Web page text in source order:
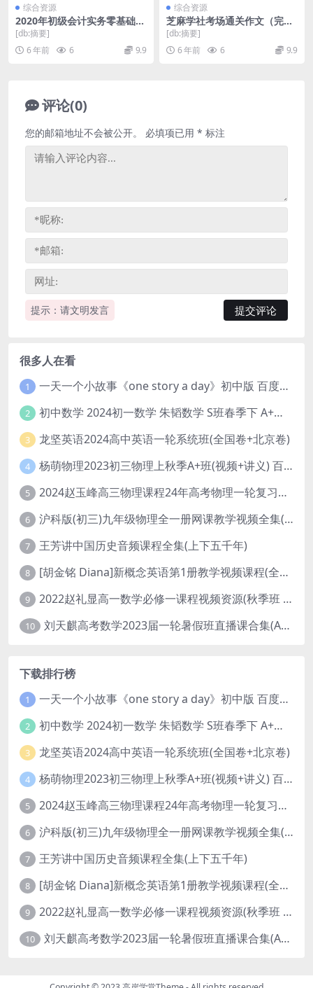
综合资源
2020年初级会计实务零基础精
讲赵玉宝基础精讲班（100讲
全）（高清视频）百度网盘
[db:摘要]
6 年前
6 9.9
综合资源
芝麻学社考场通关作文（完
结）（高清视频）百度网盘
[db:摘要]
6 年前
6 9.9
评论(0)
提示：请文明发言
您的邮箱地址不会被公开。 必填项已用 * 标注
很多人在看
1 一天一个小故事《one story a day》初中版 百度网盘分享下载
2 初中数学 2024初一数学 朱韬数学 S班春季下 A+班春季下 百度云网盘
3 龙坚英语2024高中英语一轮系统班(全国卷+北京卷)
4 杨萌物理2023初三物理上秋季A+班(视频+讲义) 百度网盘分享
5 2024赵玉峰高三物理课程24年高考物理一轮复习网课教程
6 沪科版(初三)九年级物理全一册网课教学视频全集(录播版 杜春雨 66讲)
7 王芳讲中国历史音频课程全集(上下五千年)
8 [胡金铭 Diana]新概念英语第1册教学视频课程(全集 百度网盘下载)
9 2022赵礼显高一数学必修一课程视频资源(秋季班 含讲义)百度网盘云
10 刘天麒高考数学2023届一轮暑假班直播课合集(A和A+)
下载排行榜
1 一天一个小故事《one story a day》初中版 百度网盘分享下载
2 初中数学 2024初一数学 朱韬数学 S班春季下 A+班春季下 百度云网盘
3 龙坚英语2024高中英语一轮系统班(全国卷+北京卷)
4 杨萌物理2023初三物理上秋季A+班(视频+讲义) 百度网盘分享
5 2024赵玉峰高三物理课程24年高考物理一轮复习网课教程
6 沪科版(初三)九年级物理全一册网课教学视频全集(录播版 杜春雨 66讲)
7 王芳讲中国历史音频课程全集(上下五千年)
8 [胡金铭 Diana]新概念英语第1册教学视频课程(全集 百度网盘下载)
9 2022赵礼显高一数学必修一课程视频资源(秋季班 含讲义)百度网盘云
10 刘天麒高考数学2023届一轮暑假班直播课合集(A和A+)